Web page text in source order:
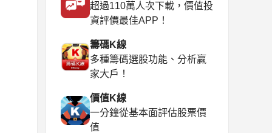
超過110萬人次下載，價值投
資評價最佳APP！
籌碼K線
多種籌碼選股功能、分析贏
家大戶！
價值K線
一分鐘從基本面評估股票價
值